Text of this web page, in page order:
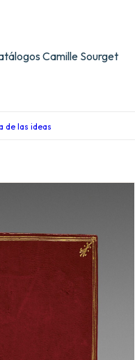
Camille Sourget
de las ideas